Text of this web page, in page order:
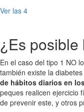
Ver las 4
¿Es posible
En el caso del tipo 1 NO
también existe la
de hábitos diarios en
peques realicen ejercicio
de prevenir este, y otros